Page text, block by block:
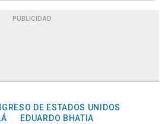
PUBLICIDAD
DE ESTADOS UNIDOS
EDUARDO BHATIA